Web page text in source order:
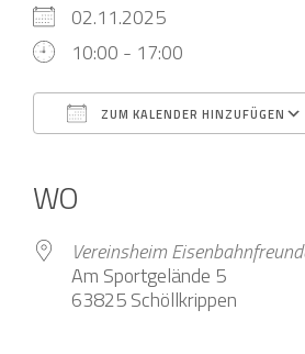
02.11.2025
10:00 - 17:00
ZUM KALENDER HINZUFÜGEN
WO
Vereinsheim
Am Sportgelände 5
63825 Schöllkrippen